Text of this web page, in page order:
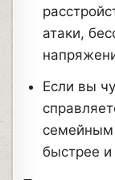
атаки,
Если вы
семейным
быстрее и